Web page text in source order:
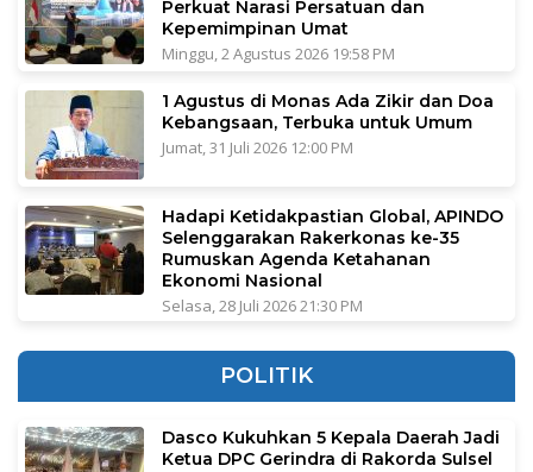
Perkuat Narasi Persatuan dan
Kepemimpinan Umat
Minggu, 2 Agustus 2026 19:58 PM
1 Agustus di Monas Ada Zikir dan Doa
Kebangsaan, Terbuka untuk Umum
Jumat, 31 Juli 2026 12:00 PM
Hadapi Ketidakpastian Global, APINDO
Selenggarakan Rakerkonas ke-35
Rumuskan Agenda Ketahanan
Ekonomi Nasional
Selasa, 28 Juli 2026 21:30 PM
POLITIK
Dasco Kukuhkan 5 Kepala Daerah Jadi
Ketua DPC Gerindra di Rakorda Sulsel